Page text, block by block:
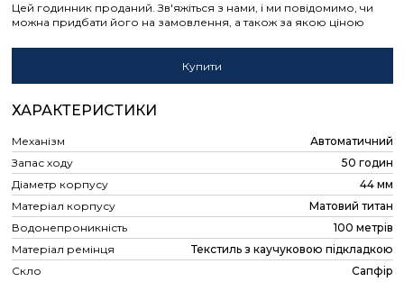
Цей годинник проданий. Зв'яжіться з нами, і ми повідомимо, чи
можна придбати його на замовлення, а також за якою ціною
Купити
ХАРАКТЕРИСТИКИ
Механізм
Автоматичний
Запас ходу
50 годин
Діаметр корпусу
44 мм
Матеріал корпусу
Матовий титан
Водонепроникність
100 метрів
Матеріал ремінця
Текстиль з каучуковою підкладкою
Скло
Сапфір